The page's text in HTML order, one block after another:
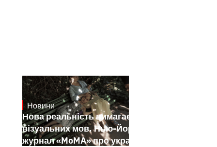
Новини
Нова реальність вимагає нових
візуальних мов. Нью-Йоркський
журнал «MoMA» про українських